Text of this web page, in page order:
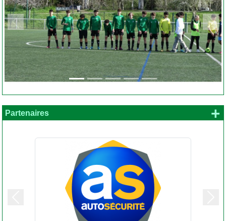
Précedent
Partenaires +